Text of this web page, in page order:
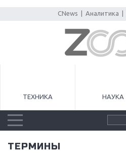
CNews Аналитика
ТЕХНИКА НАУКА
ТЕРМИНЫ